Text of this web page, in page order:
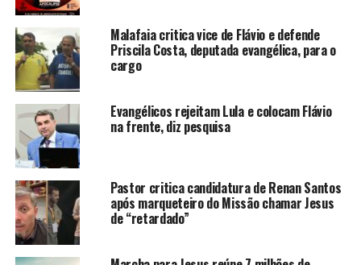
Malafaia critica vice de Flávio e defende
Priscila Costa, deputada evangélica, para o
cargo
Evangélicos rejeitam Lula e colocam Flávio
na frente, diz pesquisa
Pastor critica candidatura de Renan Santos
após marqueteiro do Missão chamar Jesus
de “retardado”